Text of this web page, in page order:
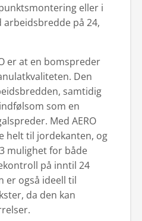
eller i
arbeidsbredde på 24,
er at en bomspreder
Den
samtidig
som en
Med AERO
helt til jordekanten, og
mulighet for både
på inntil 24
er også ideell til
da den kan